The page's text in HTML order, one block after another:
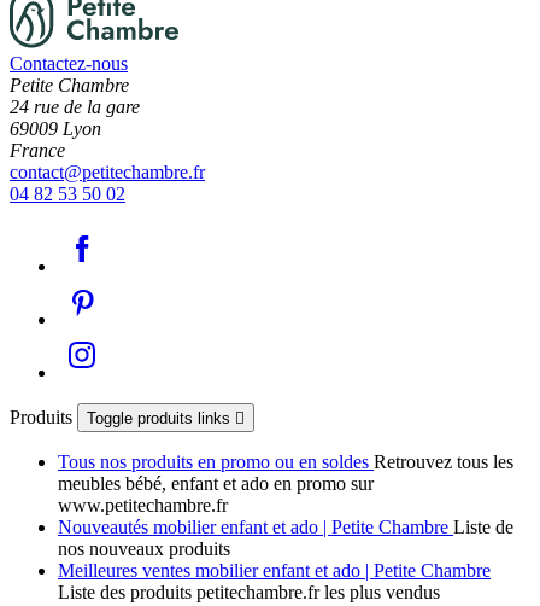
Contactez-nous
Petite Chambre
24 rue de la gare
69009 Lyon
France
contact@petitechambre.fr
04 82 53 50 02
Produits Toggle produits links 
Tous nos produits en promo ou en soldes Retrouvez tous les
meubles bébé, enfant et ado en promo sur
www.petitechambre.fr
Nouveautés mobilier enfant et ado | Petite Chambre Liste de
nos nouveaux produits
Meilleures ventes mobilier enfant et ado | Petite Chambre
Liste des produits petitechambre.fr les plus vendus